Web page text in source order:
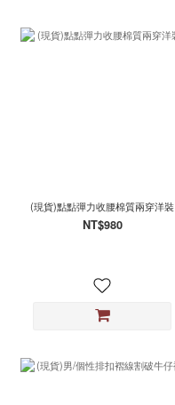
(現貨)點點彈力收腰棉質兩穿洋裝
NT$980